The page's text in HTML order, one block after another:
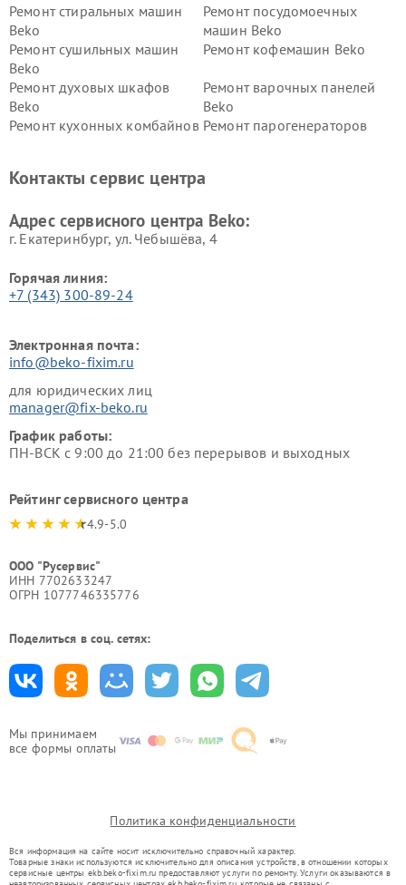
Мы принимаем
все формы оплаты
Ремонт стиральных машин
Beko
Ремонт посудомоечных
машин Beko
Ремонт сушильных машин
Beko
Ремонт кофемашин Beko
Ремонт духовых шкафов
Beko
Ремонт варочных панелей
Beko
Ремонт кухонных комбайнов Ремонт парогенераторов
Ремонт холодильников Beko Ремонт морозильных камер
Контакты сервис центра
Адрес сервисного центра Beko:
г. Екатеринбург, ул. Чебышёва, 4
Горячая линия:
+7 (343) 300-89-24
Электронная почта:
info@beko-fixim.ru
для юридических лиц
manager@fix-beko.ru
График работы:
ПН-ВСК с 9:00 до 21:00 без перерывов и выходных
Рейтинг сервисного центра
4.9-5.0
ООО "Русервис"
ИНН 7702633247
ОГРН 1077746335776
Поделиться в соц. сетях:
Политика конфиденциальности
Вся информация на сайте носит исключительно справочный характер.
Товарные знаки используются исключительно для описания устройств, в отношении которых
сервисные центры ekb.beko-fixim.ru предоставляют услуги по ремонту. Услуги оказываются в